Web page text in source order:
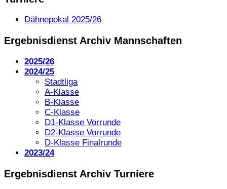
Dähnepokal 2025/26
Ergebnisdienst Archiv Mannschaften
2025/26
2024/25
Stadtliga
A-Klasse
B-Klasse
C-Klasse
D1-Klasse Vorrunde
D2-Klasse Vorrunde
D-Klasse Finalrunde
2023/24
Ergebnisdienst Archiv Turniere